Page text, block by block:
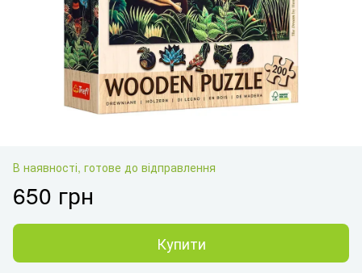
В наявності, готове до відправлення
650 грн
Купити